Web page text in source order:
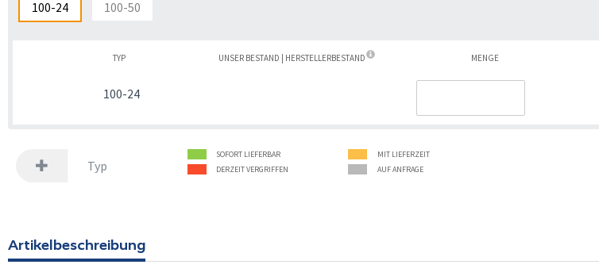
100-24 100-50
TYP
100-24
UNSER BESTAND | HERSTELLERBESTAND MENGE
Typ
SOFORT LIEFERBAR
MIT LIEFERZEIT
DERZEIT VERGRIFFEN
AUF ANFRAGE
Artikelbeschreibung